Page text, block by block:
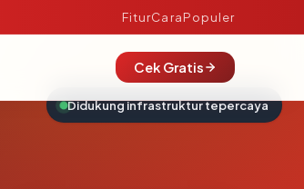
FiturCaraPopuler
Cek Gratis
Didukung infrastruktur tepercaya